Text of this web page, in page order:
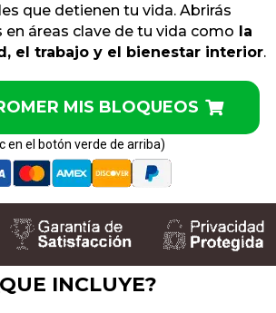
que detienen tu vida. Abrirás
en áreas clave de tu vida como la
el trabajo y el bienestar interior.
MIS BLOQUEOS
en el botón verde de arriba)
INCLUYE?